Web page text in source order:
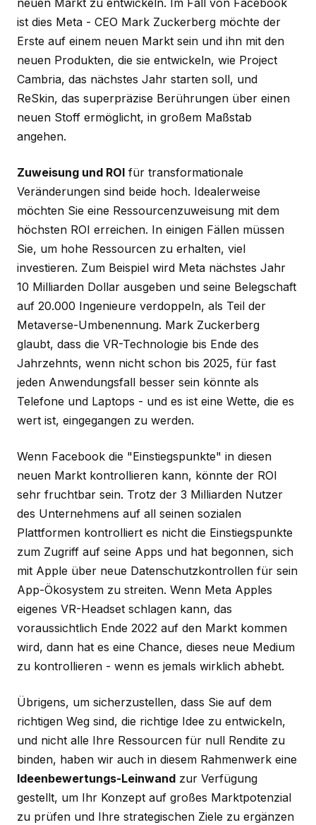
neuen Markt zu entwickeln. Im Fall von Facebook
ist dies Meta - CEO Mark Zuckerberg möchte der
Erste auf einem neuen Markt sein und ihn mit den
neuen Produkten, die sie entwickeln, wie Project
Cambria, das nächstes Jahr starten soll, und
ReSkin, das superpräzise Berührungen über einen
neuen Stoff ermöglicht, in großem Maßstab
angehen.
Zuweisung und ROI für transformationale
Veränderungen sind beide hoch. Idealerweise
möchten Sie eine Ressourcenzuweisung mit dem
höchsten ROI erreichen. In einigen Fällen müssen
Sie, um hohe Ressourcen zu erhalten, viel
investieren. Zum Beispiel wird Meta nächstes Jahr
10 Milliarden Dollar ausgeben und seine Belegschaft
auf 20.000 Ingenieure verdoppeln, als Teil der
Metaverse-Umbenennung. Mark Zuckerberg
glaubt, dass die VR-Technologie bis Ende des
Jahrzehnts, wenn nicht schon bis 2025, für fast
jeden Anwendungsfall besser sein könnte als
Telefone und Laptops - und es ist eine Wette, die es
wert ist, eingegangen zu werden.
Wenn Facebook die "Einstiegspunkte" in diesen
neuen Markt kontrollieren kann, könnte der ROI
sehr fruchtbar sein. Trotz der 3 Milliarden Nutzer
des Unternehmens auf all seinen sozialen
Plattformen kontrolliert es nicht die Einstiegspunkte
zum Zugriff auf seine Apps und hat begonnen, sich
mit Apple über neue Datenschutzkontrollen für sein
App-Ökosystem zu streiten. Wenn Meta Apples
eigenes VR-Headset schlagen kann, das
voraussichtlich Ende 2022 auf den Markt kommen
wird, dann hat es eine Chance, dieses neue Medium
zu kontrollieren - wenn es jemals wirklich abhebt.
Übrigens, um sicherzustellen, dass Sie auf dem
richtigen Weg sind, die richtige Idee zu entwickeln,
und nicht alle Ihre Ressourcen für null Rendite zu
binden, haben wir auch in diesem Rahmenwerk eine
Ideenbewertungs-Leinwand zur Verfügung
gestellt, um Ihr Konzept auf großes Marktpotenzial
zu prüfen und Ihre strategischen Ziele zu ergänzen